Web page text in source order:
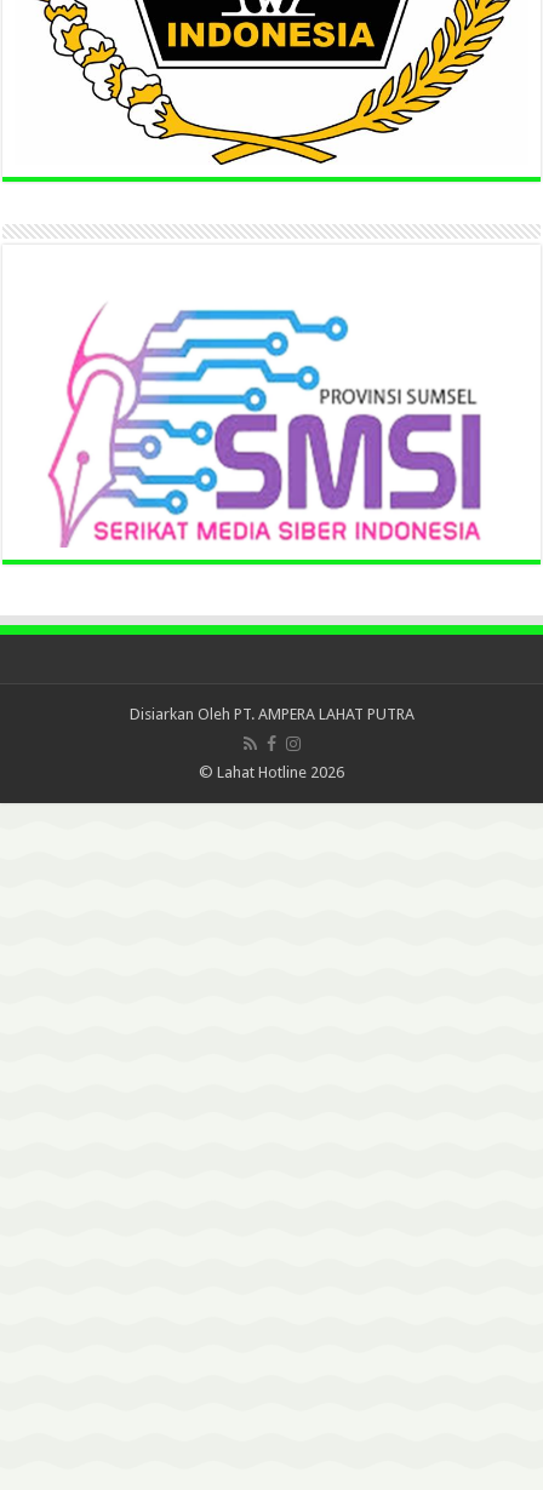
Disiarkan Oleh PT. AMPERA LAHAT PUTRA
© Lahat Hotline 2026